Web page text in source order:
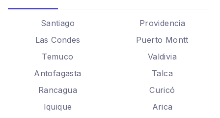
Santiago
Providencia
Las Condes
Puerto Montt
Temuco
Valdivia
Antofagasta
Talca
Rancagua
Curicó
Iquique
Arica